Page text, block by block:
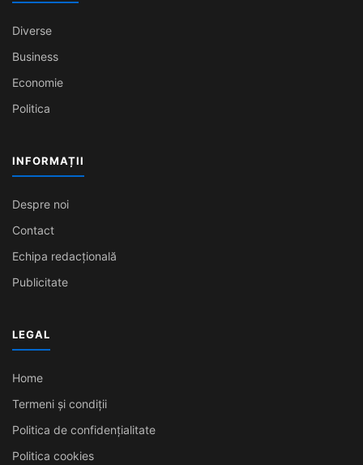
Diverse
Business
Economie
Politica
INFORMAȚII
Despre noi
Contact
Echipa redacțională
Publicitate
LEGAL
Home
Termeni și condiții
Politica de confidențialitate
Politica cookies